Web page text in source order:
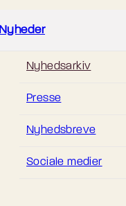
Nyheder
Nyhedsarkiv
Presse
Nyhedsbreve
Sociale medier